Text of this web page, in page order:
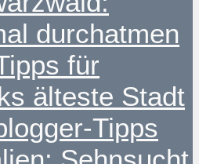
durchatmen
für
älteste Stadt
Tipps